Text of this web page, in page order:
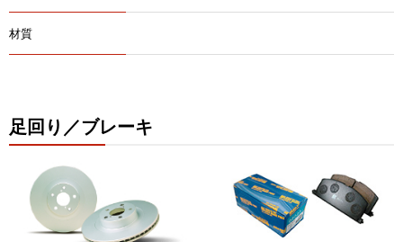
材質
足回り／ブレーキ